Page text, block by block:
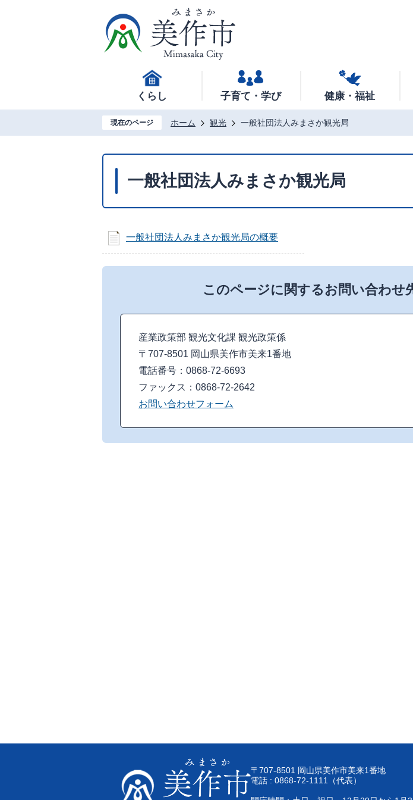
くらし 子育て・学び 健康・福祉
現在のページ ホーム 観光 一般社団法人みまさか観光局
一般社団法人みまさか観光局
一般社団法人みまさか観光局の概要
このページに関するお問い合わせ
産業政策部 観光文化課 観光政策係
〒707-8501 岡山県美作市美来1番地
電話番号：0868-72-6693
ファックス：0868-72-2642
お問い合わせフォーム
〒707-8501 岡山県美作市美来1番地
電話 : 0868-72-1111（代表）